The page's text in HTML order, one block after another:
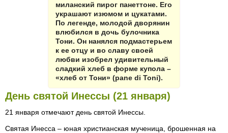
миланский пирог панеттоне. Его
украшают изюмом и цукатами.
По легенде, молодой дворянин
влюбился в дочь булочника
Тони. Он нанялся подмастерьем
к ее отцу и во славу своей
любви изобрел удивительный
сладкий хлеб в форме купола –
«хлеб от Тони» (pane di Toni).
День святой Инессы (21 января)
21 января отмечают день святой Инессы.
Святая Инесса – юная христианская мученица, брошенная на